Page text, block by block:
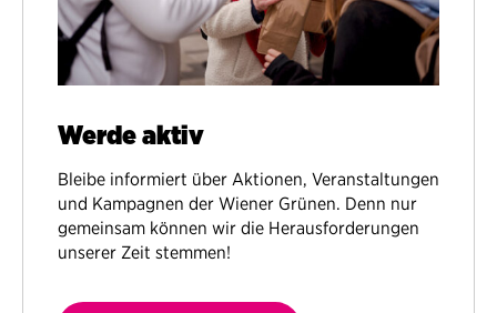
Werde aktiv
Bleibe informiert über Aktionen, Veranstaltungen
und Kampagnen der Wiener Grünen. Denn nur
gemeinsam können wir die Herausforderungen
unserer Zeit stemmen!